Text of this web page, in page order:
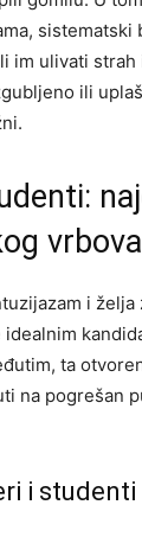
sistematski
im ulivati
ili
i želja
ta
na pogrešan
i studenti